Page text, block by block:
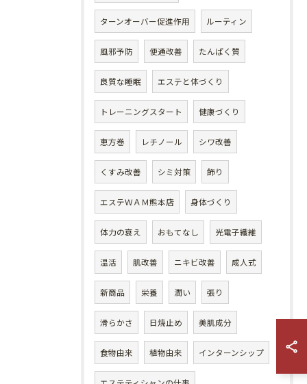
ターンオーバー促進作用 ルーティン
風邪予防 便通改善 たんぱく質
良質な睡眠 エステと体づくり
トレーニングスタート 健康づくり
恵方巻 レチノール シワ改善
くすみ改善 シミ対策 飾り
エステＷＡＭ熊本店 身体づくり
体力の衰え おもてなし 光電子繊維
温活 肌改善 ニキビ改善 成人式
新商品 栄養 潤い 張り
滑らかさ 日焼止め 美肌成分
食物由来 植物由来 インターンシップ